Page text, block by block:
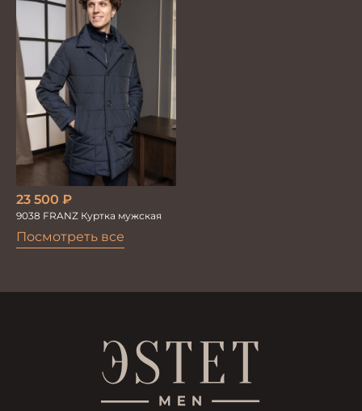
Посмотреть все
23 500 ₽
9038 FRANZ Куртка мужская